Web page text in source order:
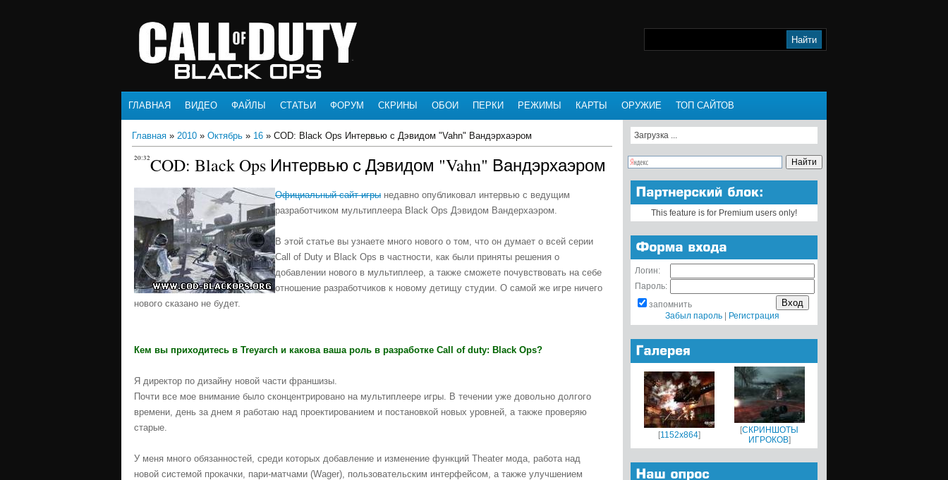
ГЛАВНАЯ ВИДЕО ФАЙЛЫ СТАТЬИ ФОРУМ СКРИНЫ ОБОИ ПЕРКИ РЕЖИМЫ КАРТЫ ОРУЖИЕ ТОП САЙТОВ
Главная » 2010 » Октябрь » 16 » COD: Black Ops Интервью с Дэвидом "Vahn" Вандэрхаэром
20:32COD: Black Ops Интервью с Дэвидом "Vahn" Вандэрхаэром
Официальный сайт игры недавно опубликовал интервью с ведущим
разработчиком мультиплеера Black Ops Дэвидом Вандерхаэром.
В этой статье вы узнаете много нового о том, что он думает о всей серии
Call of Duty и Black Ops в частности, как были приняты решения о
добавлении нового в мультиплеер, а также сможете почувствовать на себе
отношение разработчиков к новому детищу студии. О самой же игре ничего
нового сказано не будет.
Кем вы приходитесь в Treyarch и какова ваша роль в разработке Call of duty: Black Ops?
Я директор по дизайну новой части франшизы.
Почти все мое внимание было сконцентрировано на мультиплеере игры. В течении уже довольно долгого
времени, день за днем я работаю над проектированием и постановкой новых уровней, а также проверяю
старые.
У меня много обязанностей, среди которых добавление и изменение функций Theater мода, работа над
новой системой прокачки, пари-матчами (Wager), пользовательским интерфейсом, а также улучшением
Загрузка ...
This feature is for Premium users only!
Логин:
Пароль:
запомнить
Забыл пароль| Регистрация
[1152x864] [СКРИНШОТЫ
ИГРОКОВ]